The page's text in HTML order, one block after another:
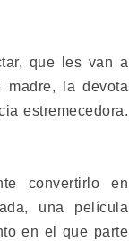
que les van a
madre, la devota
estremecedora.
convertirlo en
una película
en el que parte